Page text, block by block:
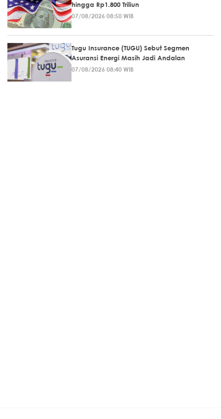
hingga Rp1.800 Triliun
07/08/2026 08:50 WIB
Tugu Insurance (TUGU) Sebut Segmen
Asuransi Energi Masih Jadi Andalan
07/08/2026 08:40 WIB